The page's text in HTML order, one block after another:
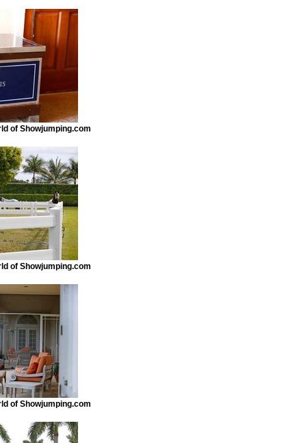
of Showjumping.com
of Showjumping.com
of Showjumping.com